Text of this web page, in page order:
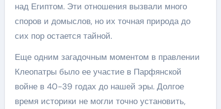
над Египтом. Эти отношения вызвали много
споров и домыслов, но их точная природа до
сих пор остается тайной.
Еще одним загадочным моментом в правлении
Клеопатры было ее участие в Парфянской
войне в 40-39 годах до нашей эры. Долгое
время историки не могли точно установить,